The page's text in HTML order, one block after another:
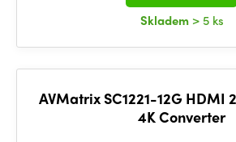
Skladem > 5 ks
AVMatrix SC1221-12G HDMI
4K Converter